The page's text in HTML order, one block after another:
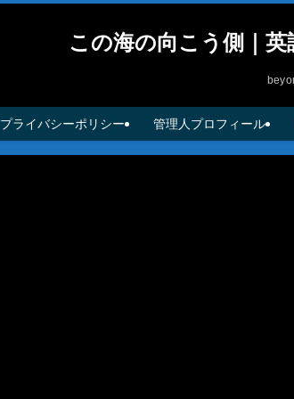
この海の向こう側｜
プライバシーポリシー 管理人プロフィール